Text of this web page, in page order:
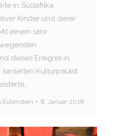
in Südafrika
Kinder und derer
einem sehr
dieses Ereignis in
sanierten Kulturpalast
Eulenstein 8. Januar 2018